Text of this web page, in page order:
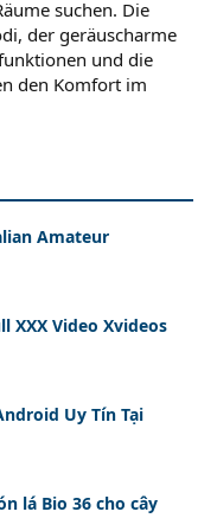
suchen. Die
der geräuscharme
und die
den Komfort im
Amateur
XXX Video Xvideos
Uy Tín Tại
lá Bio 36 cho cây